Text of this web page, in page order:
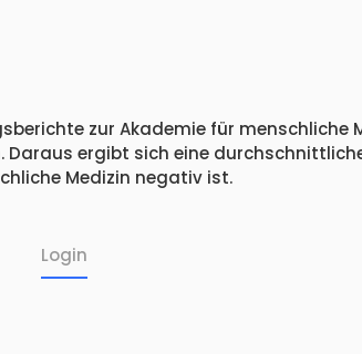
zur Akademie für menschliche
ergibt sich eine
Medizin negativ ist.
Login